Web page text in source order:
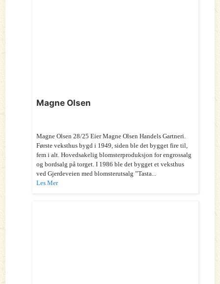
Magne Olsen
Magne Olsen 28/25 Eier Magne Olsen Handels Gartneri.
Første veksthus bygd i 1949, siden ble det bygget fire til,
fem i alt. Hovedsakelig blomsterproduksjon for engrossalg
og bordsalg på torget. I 1986 ble det bygget et veksthus
ved Gjerdeveien med blomsterutsalg ”Tasta...
Les Mer